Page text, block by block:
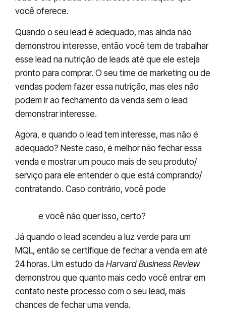
você oferece.
Quando o seu lead é adequado, mas ainda não
demonstrou interesse, então você tem de trabalhar
esse lead na nutrição de leads até que ele esteja
pronto para comprar. O seu time de marketing ou de
vendas podem fazer essa nutrição, mas eles não
podem ir ao fechamento da venda sem o lead
demonstrar interesse.
Agora, e quando o lead tem interesse, mas não é
adequado? Neste caso, é melhor não fechar essa
venda e mostrar um pouco mais de seu produto/
serviço para ele entender o que está comprando/
contratando. Caso contrário, você pode
e você não quer isso, certo?
Já quando o lead acendeu a luz verde para um
MQL, então se certifique de fechar a venda em até
24 horas. Um estudo da Harvard Business Review
demonstrou que quanto mais cedo você entrar em
contato neste processo com o seu lead, mais
chances de fechar uma venda.